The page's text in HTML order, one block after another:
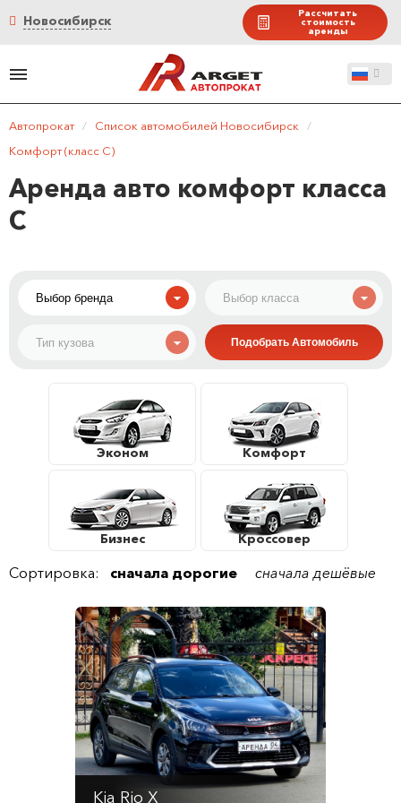
Новосибирск Рассчитать
стоимость
аренды
Автопрокат / Список автомобилей Новосибирск
/
Комфорт (класс C)
Аренда авто комфорт класса
C
Эконом Комфорт
Бизнес Кроссовер
Сортировка: сначала дорогие сначала дешёвые
Kia Rio X